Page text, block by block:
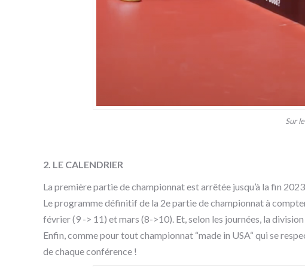
Sur
2. LE CALENDRIER
La première partie de championnat est arrêtée jusqu’à la fin
Le programme définitif de la 2e partie de championnat à
février (9 -> 11) et mars (8->10). Et, selon les journées, la
Enfin, comme pour tout championnat “made in USA“ qui se
de chaque conférence !